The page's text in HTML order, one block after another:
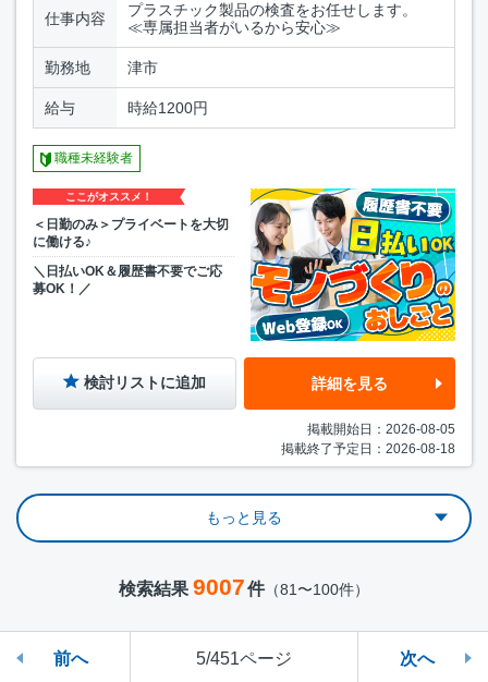
仕事内容
プラスチック製品の検査をお任せします。
≪専属担当者がいるから安心≫
勤務地 津市
給与 時給1200円
職種未経験者
ここがオススメ！
＜日勤のみ＞プライベートを大切
に働ける♪
＼日払いOK＆履歴書不要でご応
募OK！／
検討リストに追加 詳細を見る
掲載開始日：2026-08-05
掲載終了予定日：2026-08-18
もっと見る
検索結果 9007件（81〜100件）
前へ 5/451ページ 次へ